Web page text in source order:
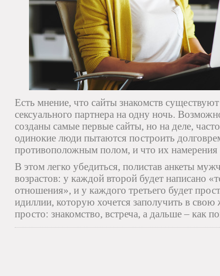
Есть мнение, что сайты знакомств
сексуального партнера на одну ночь.
созданы самые первые сайты, но на деле,
одинокие люди пытаются построить
противоположным полом, и что их намерения
В этом легко убедиться, полистав анкеты
возрастов: у каждой второй будет написано
отношения», и у каждого третьего будет
идиллии, которую хочется заполучить в свою
просто: знакомство, встреча, а дальше – как